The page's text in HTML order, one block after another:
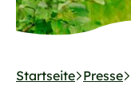
Startseite Presse